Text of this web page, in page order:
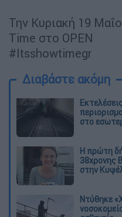
Την Κυριακή 19
Time στο OPEN
#Itsshowtimegr
Διαβάστε ακόμη
στο
Η πρώτη
38χρονης
στην
Ντύθηκε